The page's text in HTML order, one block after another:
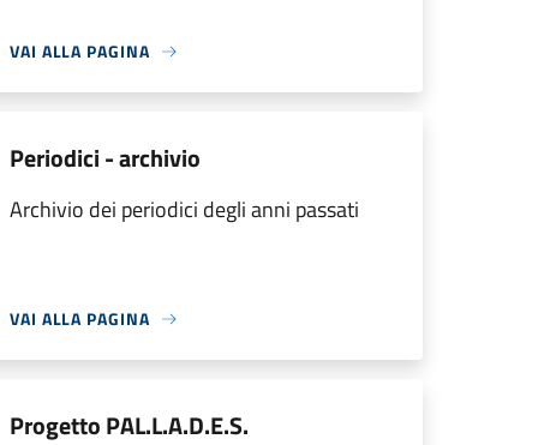
VAI ALLA PAGINA
Periodici - archivio
Archivio dei periodici degli anni passati
VAI ALLA PAGINA
Progetto PAL.L.A.D.E.S.